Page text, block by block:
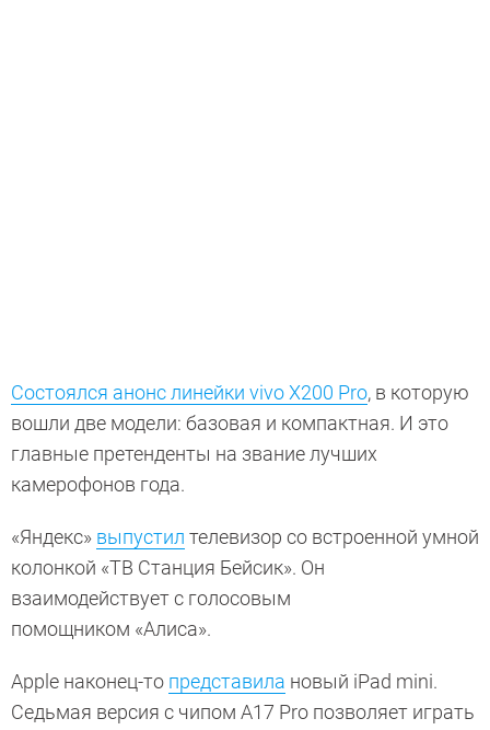
Состоялся анонс линейки vivo X200 Pro, в которую
вошли две модели: базовая и компактная. И это
главные претенденты на звание лучших
камерофонов года.
«Яндекс» выпустил телевизор со встроенной умной
колонкой «ТВ Станция Бейсик». Он
взаимодействует с голосовым
помощником «Алиса».
Apple наконец-то представила новый iPad mini.
Седьмая версия с чипом A17 Pro позволяет играть